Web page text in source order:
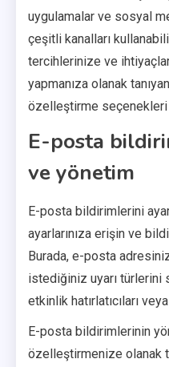
uygulamalar ve sosyal
çeşitli kanalları
tercihlerinize ve
yapmanıza olanak
özelleştirme seçenekleri
E-posta
ve yönetim
E-posta bildirimlerini
ayarlarınıza erişin ve
Burada, e-posta
istediğiniz uyarı
etkinlik hatırlatıcıları
E-posta bildirimlerinin
özelleştirmenize olanak